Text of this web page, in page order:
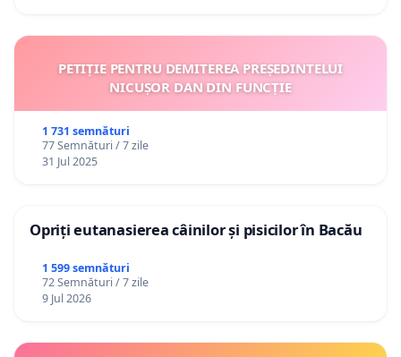
PETIȚIE PENTRU DEMITEREA PREȘEDINTELUI
NICUȘOR DAN DIN FUNCȚIE
1 731 semnături
77 Semnături / 7 zile
31 Jul 2025
Opriți eutanasierea câinilor și pisicilor în Bacău
1 599 semnături
72 Semnături / 7 zile
9 Jul 2026